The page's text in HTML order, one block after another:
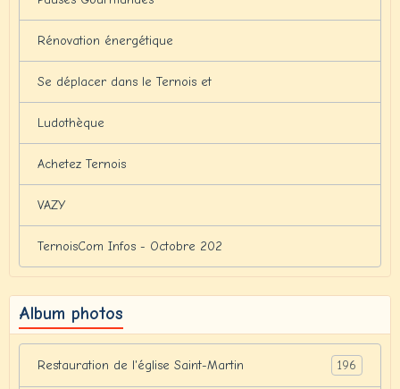
Rénovation énergétique
Se déplacer dans le Ternois et
Ludothèque
Achetez Ternois
VAZY
TernoisCom Infos - Octobre 202
Album photos
Restauration de l'église Saint-Martin 196